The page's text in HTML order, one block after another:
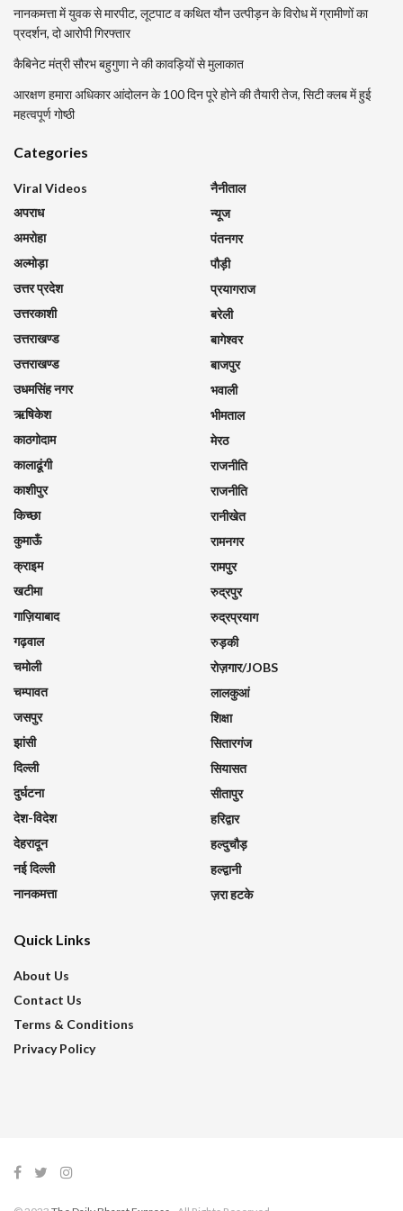
नानकमत्ता में युवक से मारपीट, लूटपाट व कथित यौन उत्पीड़न के विरोध में ग्रामीणों का
प्रदर्शन, दो आरोपी गिरफ्तार
कैबिनेट मंत्री सौरभ बहुगुणा ने की कावड़ियों से मुलाकात
आरक्षण हमारा अधिकार आंदोलन के 100 दिन पूरे होने की तैयारी तेज, सिटी क्लब में हुई
महत्वपूर्ण गोष्ठी
Categories
Viral Videos
अपराध
अमरोहा
अल्मोड़ा
उत्तर प्रदेश
उत्तरकाशी
उत्तराखण्ड
उत्तराखण्ड
उधमसिंह नगर
ऋषिकेश
काठगोदाम
कालाढूंगी
काशीपुर
किच्छा
कुमाऊँ
क्राइम
खटीमा
गाज़ियाबाद
गढ़वाल
चमोली
चम्पावत
जसपुर
झांसी
दिल्ली
दुर्घटना
देश-विदेश
देहरादून
नई दिल्ली
नानकमत्ता
नैनीताल
न्यूज
पंतनगर
पौड़ी
प्रयागराज
बरेली
बागेश्वर
बाजपुर
भवाली
भीमताल
मेरठ
राजनीति
राजनीति
रानीखेत
रामनगर
रामपुर
रुद्रपुर
रुद्रप्रयाग
रुड़की
रोज़गार/JOBS
लालकुआं
शिक्षा
सितारगंज
सियासत
सीतापुर
हरिद्वार
हल्दुचौड़
हल्द्वानी
ज़रा हटके
Quick Links
About Us
Contact Us
Terms & Conditions
Privacy Policy